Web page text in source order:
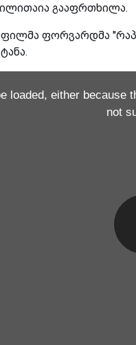
გააფრთხილა.
ფორვარდმა
loaded, either
not